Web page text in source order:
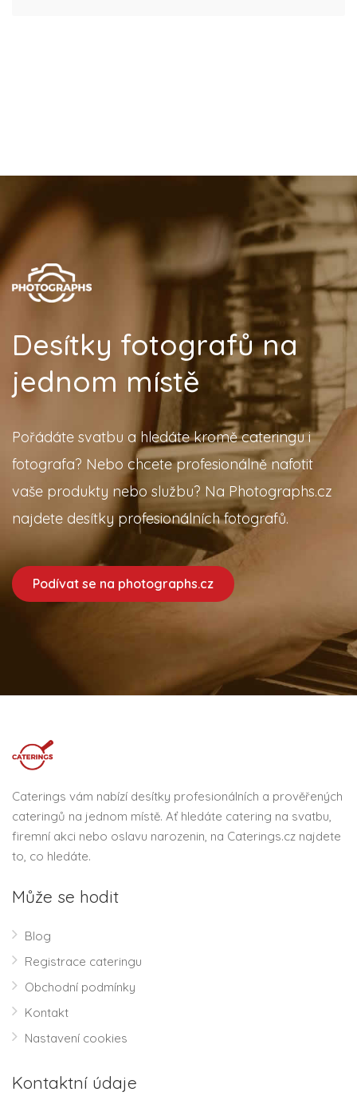
Desítky fotografů na
jednom místě
Pořádáte svatbu a hledáte kromě cateringu i
fotografa? Nebo chcete profesionálně nafotit
vaše produkty nebo službu? Na Photographs.cz
najdete desítky profesionálních fotografů.
Podívat se na photographs.cz
Caterings vám nabízí desítky profesionálních a prověřených
cateringů na jednom místě. Ať hledáte catering na svatbu,
firemní akci nebo oslavu narozenin, na Caterings.cz najdete
to, co hledáte.
Může se hodit
Blog
Registrace cateringu
Obchodní podmínky
Kontakt
Nastavení cookies
Kontaktní údaje